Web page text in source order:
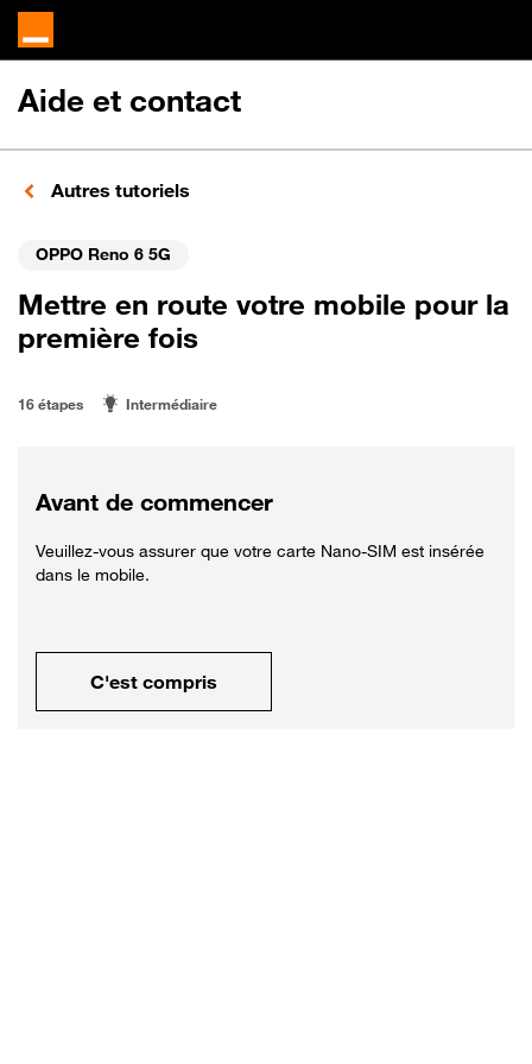
Aide et contact
Autres tutoriels
OPPO Reno 6 5G
Mettre en route votre mobile pour la
première fois
16 étapes Intermédiaire
Avant de commencer
Veuillez-vous assurer que votre carte Nano-SIM est insérée
dans le mobile.
C'est compris